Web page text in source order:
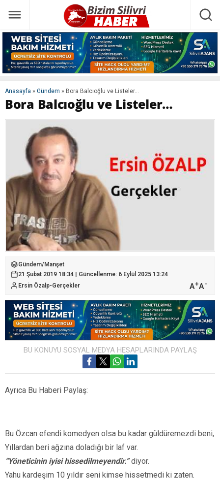
Anasayfa » Gündem » Bora Balcıoğlu ve Listeler…
Bora Balcıoğlu ve Listeler…
Gündem/Manşet
21 Şubat 2019 18:34 | Güncellenme: 6 Eylül 2025 13:24
Ersin Özalp-Gerçekler
A+A-
BU KONUYU SOSYAL MEDYA HESAPLARINDA PAYLAŞ
Ayrıca Bu Haberi Paylaş:
Bu Özcan efendi komedyen olsa bu kadar güldüremezdi beni,
Yıllardan beri ağzına doladığı bir laf var.
“Yöneticinin iyisi hissedilmeyendir.”diyor.
Yahu kardeşim 10 yıldır seni kimse hissetmedi ki zaten.